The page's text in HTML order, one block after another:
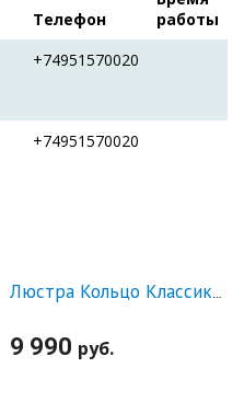
Телефон
работы
+74951570020
+74951570020
Люстра Кольцо Классика Пластинка
9 990 руб.